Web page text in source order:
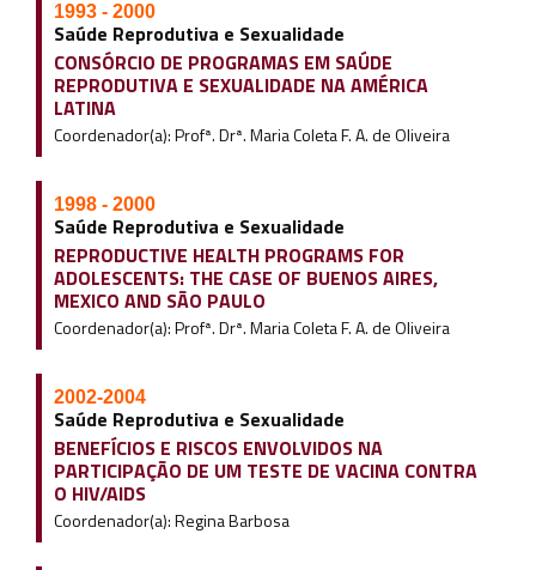
1993 - 2000
Saúde Reprodutiva e Sexualidade
CONSÓRCIO DE PROGRAMAS EM SAÚDE
REPRODUTIVA E SEXUALIDADE NA AMÉRICA
LATINA
Coordenador(a): Profª. Drª. Maria Coleta F. A. de Oliveira
1998 - 2000
Saúde Reprodutiva e Sexualidade
REPRODUCTIVE HEALTH PROGRAMS FOR
ADOLESCENTS: THE CASE OF BUENOS AIRES,
MEXICO AND SÃO PAULO
Coordenador(a): Profª. Drª. Maria Coleta F. A. de Oliveira
2002-2004
Saúde Reprodutiva e Sexualidade
BENEFÍCIOS E RISCOS ENVOLVIDOS NA
PARTICIPAÇÃO DE UM TESTE DE VACINA CONTRA
O HIV/AIDS
Coordenador(a): Regina Barbosa